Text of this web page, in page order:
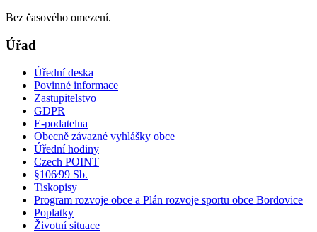
Bez časového omezení.
Úřad
Úřední deska
Povinné informace
Zastupitelstvo
GDPR
E-podatelna
Obecně závazné vyhlášky obce
Úřední hodiny
Czech POINT
§106⁄99 Sb.
Tiskopisy
Program rozvoje obce a Plán rozvoje sportu obce Bordovice
Poplatky
Životní situace